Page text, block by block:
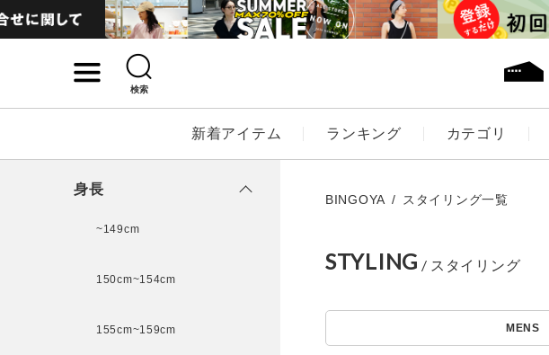
検索
新着アイテム ランキング カテゴリ
キーワード
LADIES KIDS
身長
~149cm
150cm~154cm
155cm~159cm
BINGOYA スタイリング一覧
STYLING
MENS